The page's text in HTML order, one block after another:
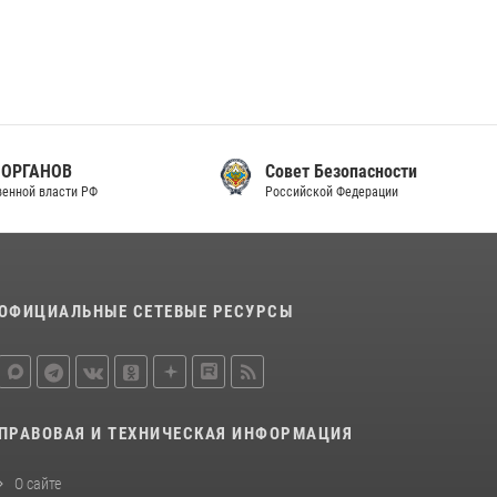
Совет Безопасности
Российской Федерации
СЕТЕВЫЕ РЕСУРСЫ
ПРАВОВАЯ И ТЕХНИЧЕСКАЯ ИНФОРМАЦИЯ
О сайте